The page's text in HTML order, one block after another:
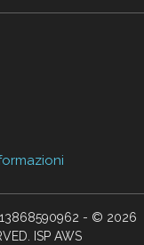
- © 2026
ISP AWS